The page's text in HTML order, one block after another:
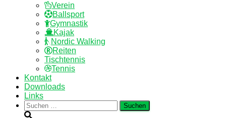
Verein
Ballsport
Gymnastik
Kajak
Nordic Walking
Reiten
Tischtennis
Tennis
Kontakt
Downloads
Links
Suchen
nach: